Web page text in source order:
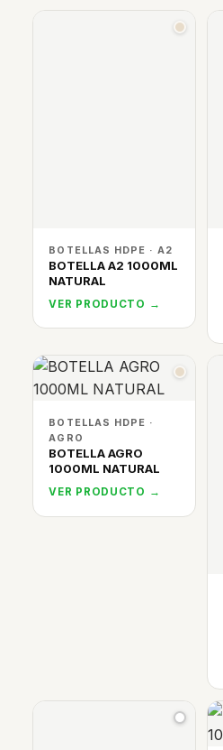
BOTELLAS HDPE · A2
BOTELLA A2 1000ML
NATURAL
VER PRODUCTO →
BOTELLAS HDPE ·
AGRO
BOTELLA AGRO
1000ML NATURAL
VER PRODUCTO →